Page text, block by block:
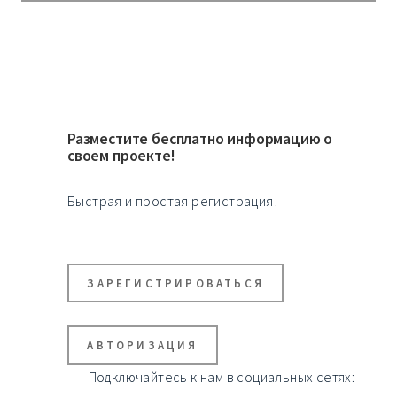
Разместите бесплатно информацию о
своем проекте!
Быстрая и простая регистрация!
ЗАРЕГИСТРИРОВАТЬСЯ
АВТОРИЗАЦИЯ
Подключайтесь к нам в социальных сетях: